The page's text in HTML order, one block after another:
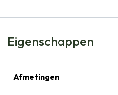
Eigenschappen
Afmetingen